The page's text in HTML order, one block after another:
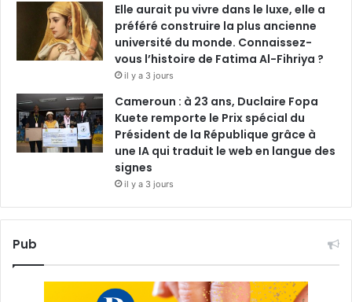
Elle aurait pu vivre dans le luxe, elle a
préféré construire la plus ancienne
université du monde. Connaissez-
vous l’histoire de Fatima Al-Fihriya ?
il y a 3 jours
Cameroun : à 23 ans, Duclaire Fopa
Kuete remporte le Prix spécial du
Président de la République grâce à
une IA qui traduit le web en langue des
signes
il y a 3 jours
Pub